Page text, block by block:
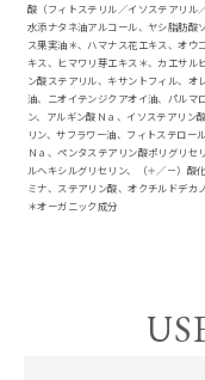
酸（フィトステリル／イソステアリル
水添ナタネ油アルコール、ヤシ脂肪酸
ス果実油＊、ハマナス花エキス、オウ
キス、ヒマワリ芽エキス＊、カエサル
ン酸ステアリル、キサントフィル、オ
油、ニオイテンジクアオイ油、パルマ
ン、アルギン酸Ｎａ、イソステアリン
リン、サフラワー油、フィトステロー
Ｎａ、ペンタステアリン酸ポリグリ
ルヘキシルグリセリン、（＋／－）酸
ミナ、ステアリン酸、オクチルドデカ
＊オーガニック成分